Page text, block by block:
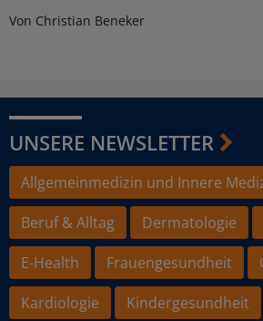
Von Christian Beneker
UNSERE NEWSLETTER
Allgemeinmedizin und Innere
Beruf & Alltag
Dermatologie
E-Health
Frauengesundheit
Kardiologie
Kindergesundheit